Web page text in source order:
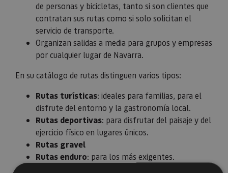
de personas y bicicletas, tanto si son clientes que
contratan sus rutas como si solo solicitan el
servicio de transporte.
Organizan salidas a media para grupos y empresas
por cualquier lugar de Navarra.
En su catálogo de rutas distinguen varios tipos:
Rutas turísticas: ideales para familias, para el
disfrute del entorno y la gastronomía local.
Rutas deportivas: para disfrutar del paisaje y del
ejercicio físico en lugares únicos.
Rutas gravel
Rutas enduro: para los más exigentes.